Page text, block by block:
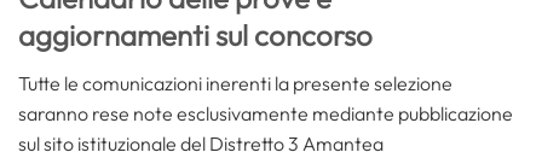
aggiornamenti sul concorso
Tutte le comunicazioni inerenti la presente selezione
saranno rese note esclusivamente mediante pubblicazione
sul sito istituzionale del Distretto 3 Amantea